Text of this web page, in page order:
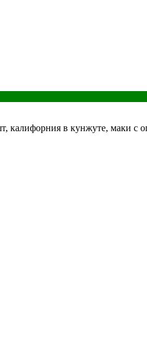
калифорния в кунжуте,